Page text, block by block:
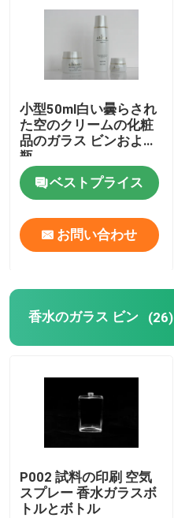
工場 ツアー
品質管理
連絡 ください
引金 を 求め て ください
空のガラス ビン
ガラス クリーム色の瓶
精油のガラス ビン
ガラス飲料のびん
小型50ml白い曇らされ
た空のクリームの化粧
品のガラス ビンおよび
瓶
ベストプライス
お問い合わせ
香水のガラス ビン (26)
P002 試料の印刷 空気
スプレー 香水ガラスボ
トルとボトル